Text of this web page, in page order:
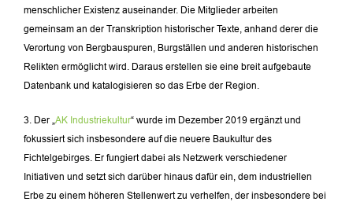
menschlicher Existenz auseinander. Die Mitglieder arbeiten
gemeinsam an der Transkription historischer Texte, anhand derer die
Verortung von Bergbauspuren, Burgställen und anderen historischen
Relikten ermöglicht wird. Daraus erstellen sie eine breit aufgebaute
Datenbank und katalogisieren so das Erbe der Region.
3. Der „ AK Industriekultur“ wurde im Dezember 2019 ergänzt und
fokussiert sich insbesondere auf die neuere Baukultur des
Fichtelgebirges. Er fungiert dabei als Netzwerk verschiedener
Initiativen und setzt sich darüber hinaus dafür ein, dem industriellen
Erbe zu einem höheren Stellenwert zu verhelfen, der insbesondere bei